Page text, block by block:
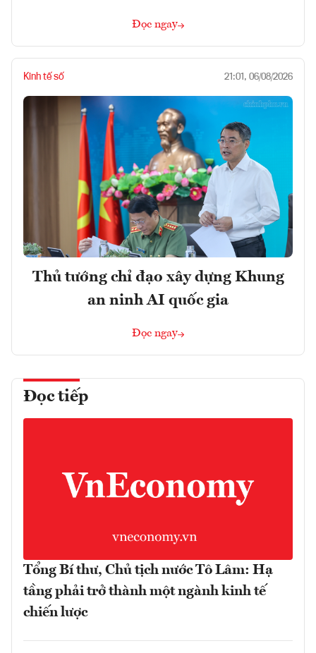
Đọc ngay
Kinh tế số 21:01, 06/08/2026
Thủ tướng chỉ đạo xây dựng Khung
an ninh AI quốc gia
Đọc ngay
Đọc tiếp
Tổng Bí thư, Chủ tịch nước Tô Lâm: Hạ
tầng phải trở thành một ngành kinh tế
chiến lược